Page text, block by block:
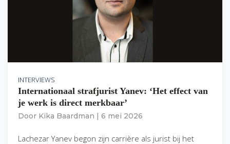
INTERVIEWS
Internationaal strafjurist Yanev: ‘Het effect van
je werk is direct merkbaar’
Door Kika Baardman 6 mei 2026
Lachezar Yanev begon zijn carrière als jurist bij het